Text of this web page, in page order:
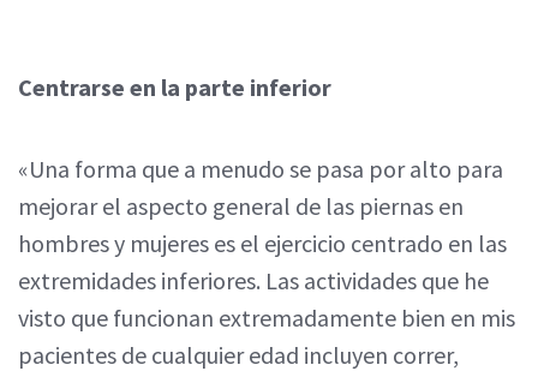
Centrarse en la parte inferior
«Una forma que a menudo se pasa por alto para
mejorar el aspecto general de las piernas en
hombres y mujeres es el ejercicio centrado en las
extremidades inferiores. Las actividades que he
visto que funcionan extremadamente bien en mis
pacientes de cualquier edad incluyen correr,